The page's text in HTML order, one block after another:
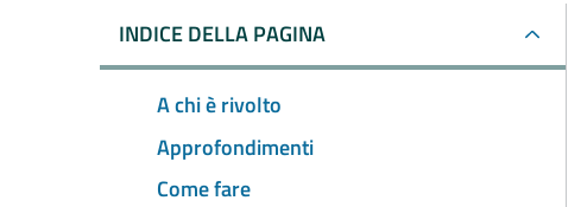
INDICE DELLA PAGINA
A chi è rivolto
Approfondimenti
Come fare